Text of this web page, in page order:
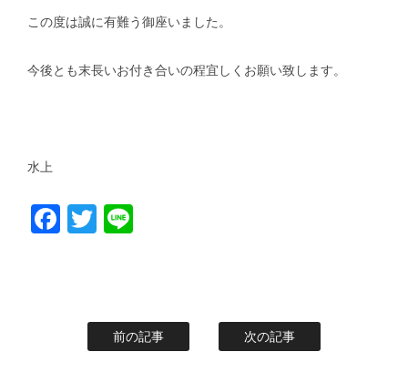
この度は誠に有難う御座いました。
今後とも末長いお付き合いの程宜しくお願い致します。
水上
Facebook
Twitter
前の記事 次の記事